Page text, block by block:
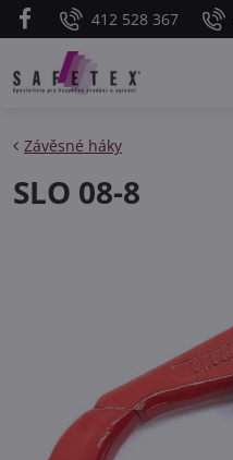
412 528 367
Závěsné háky
SLO 08-8